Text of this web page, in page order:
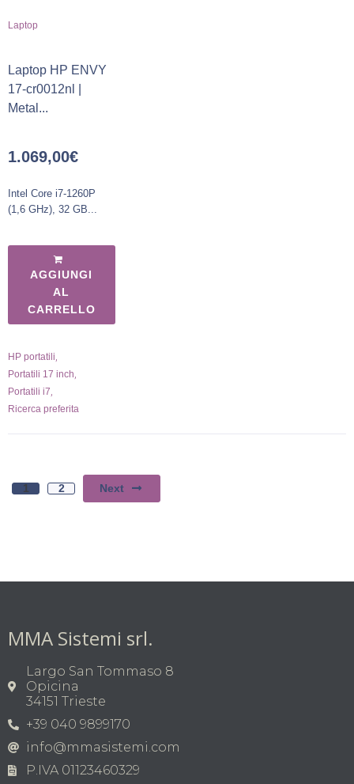
Laptop
Laptop HP ENVY
17-cr0012nl |
Metal...
1.069,00€
Intel Core i7-1260P
(1,6 GHz), 32 GB...
AGGIUNGI
AL
CARRELLO
HP portatili
Portatili 17 inch
Portatili i7
Ricerca preferita
1 2 Next
MMA Sistemi srl.
Largo San Tommaso 8
Opicina
34151 Trieste
+39 040 9899170
info@mmasistemi.com
P.IVA 01123460329